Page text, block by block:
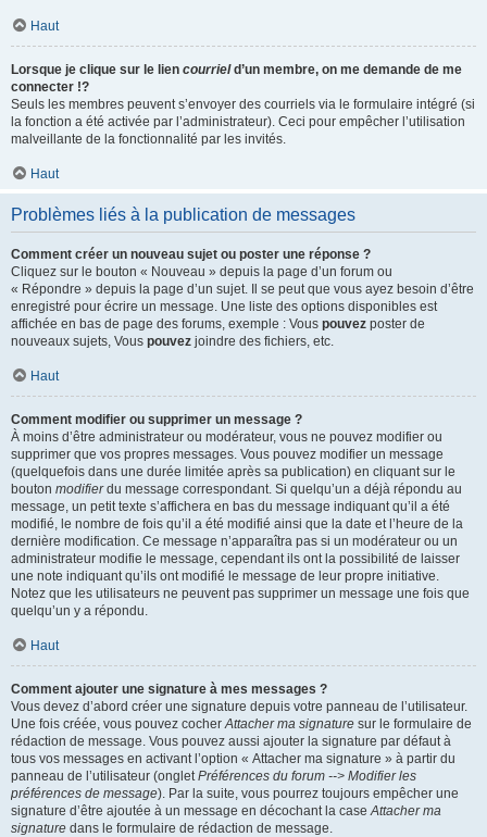
Haut
Lorsque je clique sur le lien courrield’un membre, on me demande de me
connecter !?
Seuls les membres peuvent s’envoyer des courriels via le formulaire intégré (si
la fonction a été activée par l’administrateur). Ceci pour empêcher l’utilisation
malveillante de la fonctionnalité par les invités.
Haut
Problèmes liés à la publication de messages
Comment créer un nouveau sujet ou poster une réponse ?
Cliquez sur le bouton « Nouveau » depuis la page d’un forum ou
« Répondre » depuis la page d’un sujet. Il se peut que vous ayez besoin d’être
enregistré pour écrire un message. Une liste des options disponibles est
affichée en bas de page des forums, exemple : Vous pouvez poster de
nouveaux sujets, Vous pouvez joindre des fichiers, etc.
Haut
Comment modifier ou supprimer un message ?
À moins d’être administrateur ou modérateur, vous ne pouvez modifier ou
supprimer que vos propres messages. Vous pouvez modifier un message
(quelquefois dans une durée limitée après sa publication) en cliquant sur le
bouton modifierdu message correspondant. Si quelqu’un a déjà répondu au
message, un petit texte s’affichera en bas du message indiquant qu’il a été
modifié, le nombre de fois qu’il a été modifié ainsi que la date et l’heure de la
dernière modification. Ce message n’apparaîtra pas si un modérateur ou un
administrateur modifie le message, cependant ils ont la possibilité de laisser
une note indiquant qu’ils ont modifié le message de leur propre initiative.
Notez que les utilisateurs ne peuvent pas supprimer un message une fois que
quelqu’un y a répondu.
Haut
Comment ajouter une signature à mes messages ?
Vous devez d’abord créer une signature depuis votre panneau de l’utilisateur.
Une fois créée, vous pouvez cocherAttacher ma signature sur le formulaire de
rédaction de message. Vous pouvez aussi ajouter la signature par défaut à
tous vos messages en activant l’option « Attacher ma signature » à partir du
panneau de l’utilisateur (ongletPréférences du forum --> Modifier les
préférences de message). Par la suite, vous pourrez toujours empêcher une
signature d’être ajoutée à un message en décochant la caseAttacher ma
signature dans le formulaire de rédaction de message.